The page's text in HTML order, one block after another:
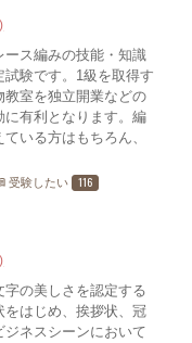
ス編みの技能・知識
験です。1級を取得す
教室を独立開業などの
に有利となります。編
いる方はもちろん、
受験したい 116
の美しさを認定する
はじめ、挨拶状、冠
ネスシーンにおいて